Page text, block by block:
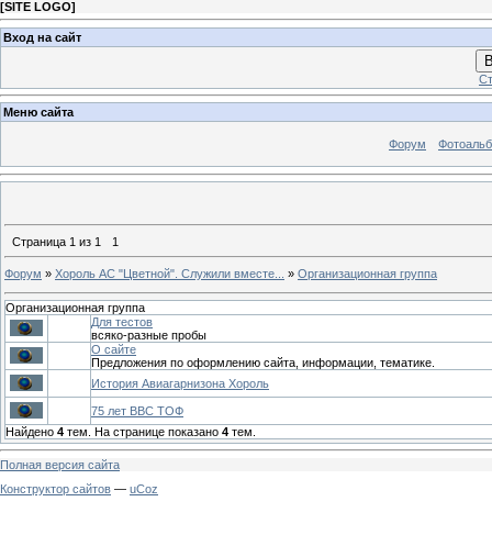
[SITE LOGO]
Вход на сайт
Меню сайта
Форум
Страница 1 из 1 1
Форум » Хороль АС "Цветной". Служили вместе... » Организационная группа
Организационная группа
Для тестов
всяко-разные пробы
О сайте
Предложения по оформлению сайта, информации, тематике.
История Авиагарнизона Хороль
75 лет ВВС ТОФ
Найдено 4 тем. На странице показано 4 тем.
Полная версия сайта
Конструктор сайтов — uCoz